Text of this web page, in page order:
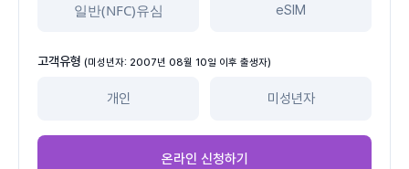
일반(NFC)유심 eSIM
고객유형 (미성년자: 2007년 08월 10일 이후 출생자)
개인 미성년자
온라인 신청하기